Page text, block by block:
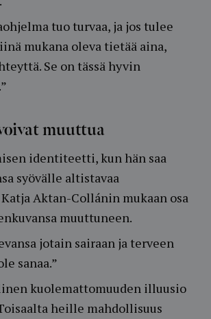
tuo turvaa, ja jos tulee
mukana oleva tietää aina,
Se on tässä hyvin
muuttua
identiteetti, kun hän saa
syövälle altistavaa
Aktan-Collánin mukaan osa
muuttuneen.
jotain sairaan ja terveen
sanaa.”
kuolemattomuuden illuusio
heille mahdollisuus